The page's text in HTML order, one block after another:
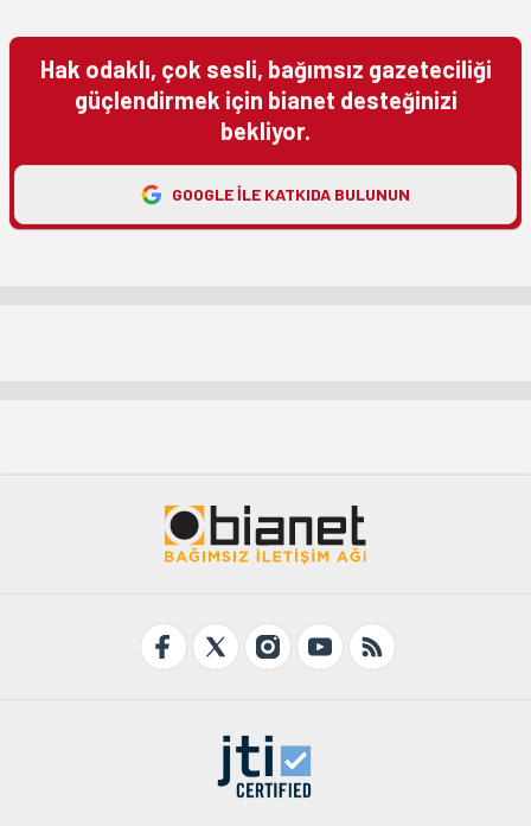
Hak odaklı, çok sesli, bağımsız gazeteciliği
güçlendirmek için bianet desteğinizi
bekliyor.
GOOGLE ILE KATKIDA BULUNUN